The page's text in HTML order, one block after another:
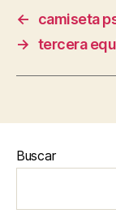
←
camiseta
→ tercera
Buscar